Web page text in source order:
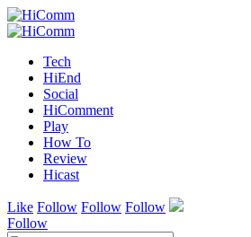
Tech
HiEnd
Social
HiComment
Play
How To
Review
Hicast
Like Follow Follow Follow
Follow